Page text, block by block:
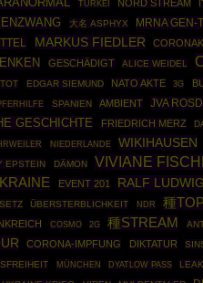
TÜRKEI NORD STREAM
大名 ASPHYX MRNA GEN-
MARKUS FIEDLER
GESCHÄDIGT ALICE WEIDEL
EDGAR SIEMUND NATO AKTE 3G
SPANIEN AMBIENT JVA
GESCHICHTE FRIEDRICH MERZ
NIEDERLANDE WIKIHAUSEN
EPSTEIN DÄMON VIVIANE
EVENT 201 RALF LUDWIG
ÜBERSTERBLICHKEIT NDR 種TOP
COSMO 2G 種STREAM
CORONA-IMPFUNG DIKTATUR
MÜNCHEN DYATLOW PASS LEAK